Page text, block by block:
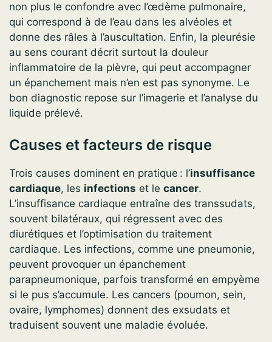
non plus le confondre avec l’œdème pulmonaire,
qui correspond à de l’eau dans les alvéoles et
donne des râles à l’auscultation. Enfin, la pleurésie
au sens courant décrit surtout la douleur
inflammatoire de la plèvre, qui peut accompagner
un épanchement mais n’en est pas synonyme. Le
bon diagnostic repose sur l’imagerie et l’analyse du
liquide prélevé.
Causes et facteurs de risque
Trois causes dominent en pratique : l’insuffisance
cardiaque, les infections et le cancer.
L’insuffisance cardiaque entraîne des transsudats,
souvent bilatéraux, qui régressent avec des
diurétiques et l’optimisation du traitement
cardiaque. Les infections, comme une pneumonie,
peuvent provoquer un épanchement
parapneumonique, parfois transformé en empyème
si le pus s’accumule. Les cancers (poumon, sein,
ovaire, lymphomes) donnent des exsudats et
traduisent souvent une maladie évoluée.